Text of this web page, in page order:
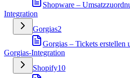
Shopware –
Integration
Gorgias2
Gorgias – Tickets erstellen
Gorgias-Integration
Shopify10